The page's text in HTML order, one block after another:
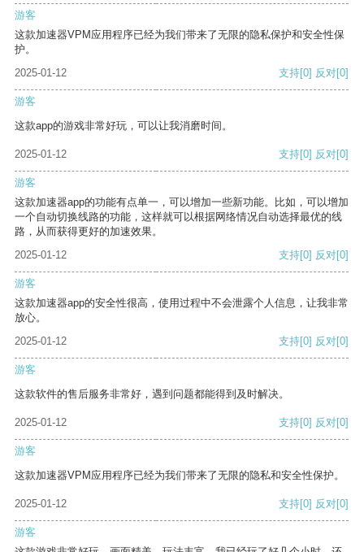
游客
这款加速器VPM应用程序已经为我们带来了无限的隐私保护和安全性保
护。
2025-01-12
支持[0] 反对[0]
游客
这款app的游戏非常好玩，可以让我消磨时间。
2025-01-12 支持[0] 反对[0]
游客
这款加速器app的功能有点单一，可以增加一些新功能。比如，可以增加
一个自动切换线路的功能，这样就可以根据网络情况自动选择最优的线
路，从而获得更好的加速效果。
2025-01-12
支持[0] 反对[0]
游客
这款加速器app的安全性很高，使用过程中不会泄露个人信息，让我非常
放心。
2025-01-12
支持[0] 反对[0]
游客
这款软件的售后服务非常好，遇到问题都能得到及时解决。
2025-01-12 支持[0] 反对[0]
游客
这款加速器VPM应用程序已经为我们带来了无限的隐私和安全性保护。
2025-01-12 支持[0] 反对[0]
游客